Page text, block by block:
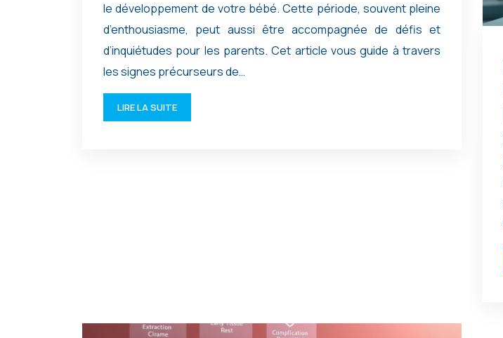
le développement de votre bébé. Cette période, souvent pleine
d’enthousiasme, peut aussi être accompagnée de défis et
d’inquiétudes pour les parents. Cet article vous guide à travers
les signes précurseurs de…
LIRE LA SUITE